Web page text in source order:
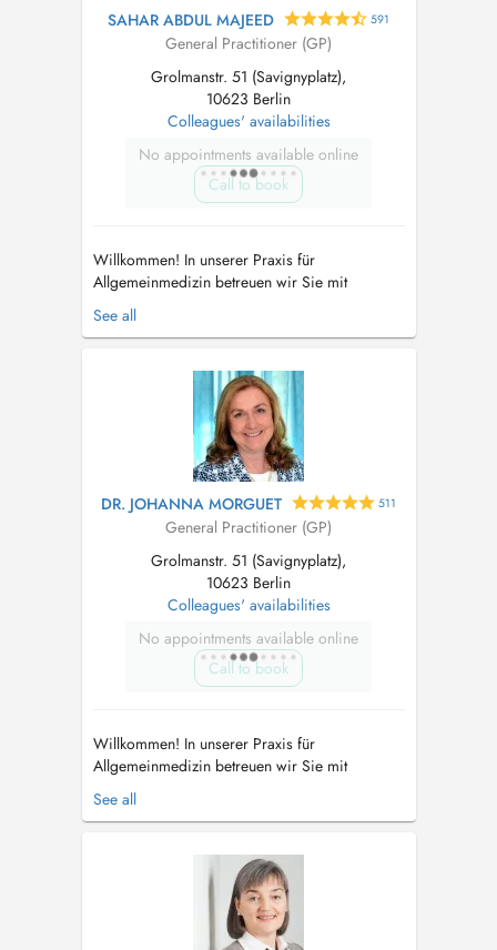
SAHAR ABDUL MAJEED 591
General Practitioner (GP)
Grolmanstr. 51 (Savignyplatz),
10623 Berlin
Colleagues' availabilities
No appointments available online
Call to book
Willkommen! In unserer Praxis für
Allgemeinmedizin betreuen wir Sie mit
Kompetenz und Empathie. Uns ist wichtig, dass
Sie sich stets gut versorgt und angenommen
medizinischen Fachangestellten und
Auszubildenden bietet Ihnen Qualität und
Leistung in einer...
See all
DR. JOHANNA MORGUET 511
General Practitioner (GP)
Grolmanstr. 51 (Savignyplatz),
10623 Berlin
Colleagues' availabilities
No appointments available online
Call to book
Willkommen! In unserer Praxis für
Allgemeinmedizin betreuen wir Sie mit
Kompetenz und Empathie. Uns ist wichtig, dass
Sie sich stets gut versorgt und angenommen
medizinischen Fachangestellten und
Auszubildenden bietet Ihnen Qualität und
Leistung in einer...
See all